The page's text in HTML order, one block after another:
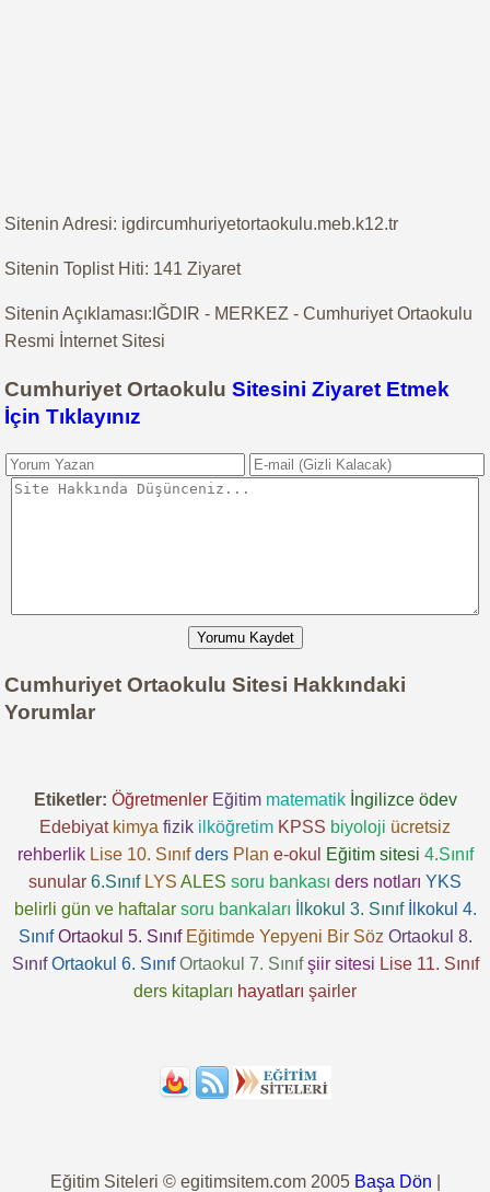
Sitenin Adresi: igdircumhuriyetortaokulu.meb.k12.tr
Sitenin Toplist Hiti: 141 Ziyaret
Sitenin Açıklaması:IĞDIR - MERKEZ - Cumhuriyet Ortaokulu
Resmi İnternet Sitesi
Cumhuriyet OrtaokuluSitesini Ziyaret Etmek
İçin Tıklayınız
Yorumu Kaydet
Cumhuriyet Ortaokulu Sitesi Hakkındaki
Yorumlar
Etiketler: Öğretmenler Eğitim matematik İngilizce ödev
Edebiyat kimya fizik ilköğretim KPSS biyoloji ücretsiz
rehberlik Lise 10. Sınıf ders Plan e-okul Eğitim sitesi 4.Sınıf
sunular 6.Sınıf LYS ALES soru bankası ders notları YKS
belirli gün ve haftalar soru bankaları İlkokul 3. Sınıf
İlkokul 4.
Sınıf Ortaokul 5. Sınıf Eğitimde Yepyeni Bir Söz Ortaokul 8.
Sınıf Ortaokul 6. Sınıf Ortaokul 7. Sınıf şiir sitesi Lise 11. Sınıf
ders kitapları hayatları şairler
Eğitim Siteleri © egitimsitem.com 2005 Başa Dön